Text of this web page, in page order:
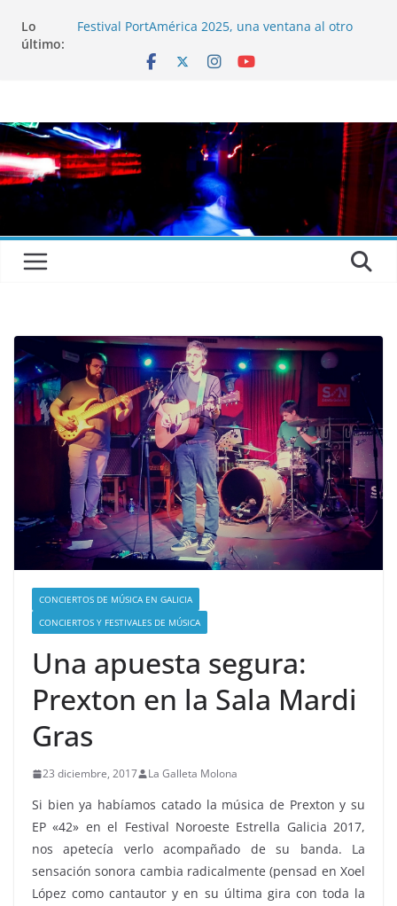
Lo
último:
Festival PortAmérica 2025, una ventana al otro
El Atlantic Fest 2025 propone un menú musical
Entrevista a RUMIA
Entrevista a mariagrep
CONCIERTOS DE MÚSICA EN GALICIA
CONCIERTOS Y FESTIVALES DE MÚSICA
Una apuesta segura:
Prexton en la Sala Mardi
Gras
23 diciembre, 2017 La Galleta Molona
Si bien ya habíamos catado la música de Prexton y su
EP «42» en el Festival Noroeste Estrella Galicia 2017,
nos apetecía verlo acompañado de su banda. La
sensación sonora cambia radicalmente (pensad en Xoel
López como cantautor y en su última gira con toda la